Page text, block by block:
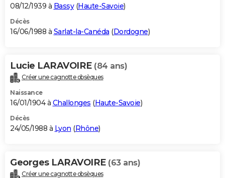
08/12/1939 à Bassy(Haute-Savoie)
Décès
16/06/1988 à Sarlat-la-Canéda (Dordogne)
Lucie LARAVOIRE (84 ans)
Créer une cagnotte obsèques
Naissance
16/01/1904 à Challonges (Haute-Savoie)
Décès
24/05/1988 à Lyon (Rhône)
Georges LARAVOIRE (63 ans)
Créer une cagnotte obsèques